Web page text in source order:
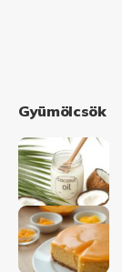
Gyümölcsök